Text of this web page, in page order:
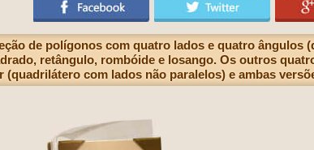
de polígonos com quatro lados e quatro
retângulo, rombóide e losango. Os outros
com lados não paralelos) e ambas